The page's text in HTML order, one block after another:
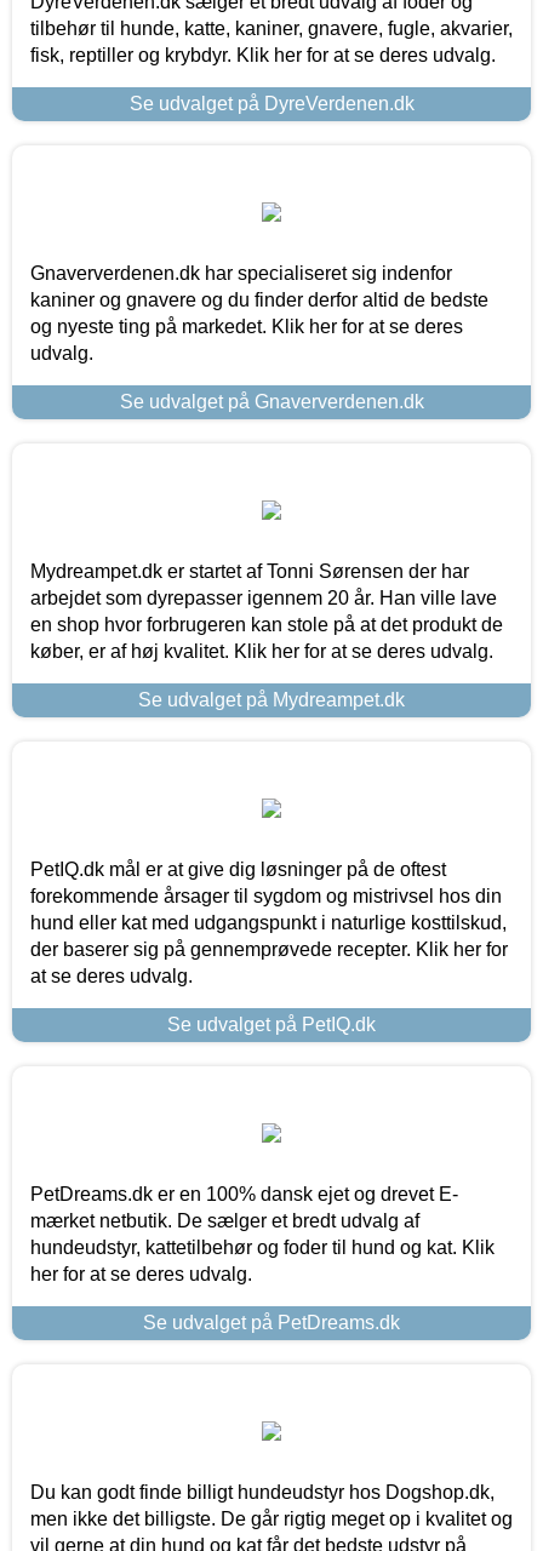
tilbehør til hunde, katte, kaniner, gnavere, fugle, akvarier,
fisk, reptiller og krybdyr. Klik her for at se deres udvalg.
Se udvalget på DyreVerdenen.dk
Gnaververdenen.dk har specialiseret sig indenfor
kaniner og gnavere og du finder derfor altid de bedste
og nyeste ting på markedet. Klik her for at se deres
udvalg.
Se udvalget på Gnaververdenen.dk
Mydreampet.dk er startet af Tonni Sørensen der har
arbejdet som dyrepasser igennem 20 år. Han ville lave
en shop hvor forbrugeren kan stole på at det produkt de
køber, er af høj kvalitet. Klik her for at se deres udvalg.
Se udvalget på Mydreampet.dk
PetIQ.dk mål er at give dig løsninger på de oftest
forekommende årsager til sygdom og mistrivsel hos din
hund eller kat med udgangspunkt i naturlige kosttilskud,
der baserer sig på gennemprøvede recepter. Klik her for
at se deres udvalg.
Se udvalget på PetIQ.dk
PetDreams.dk er en 100% dansk ejet og drevet E-
mærket netbutik. De sælger et bredt udvalg af
hundeudstyr, kattetilbehør og foder til hund og kat. Klik
her for at se deres udvalg.
Se udvalget på PetDreams.dk
Du kan godt finde billigt hundeudstyr hos Dogshop.dk,
men ikke det billigste. De går rigtig meget op i kvalitet og
vil gerne at din hund og kat får det bedste udstyr på